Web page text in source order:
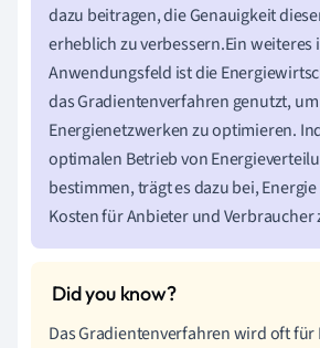
dazu beitragen, die Genauigkeit
erheblich zu verbessern.Ein weiteres
Anwendungsfeld ist die
das Gradientenverfahren genutzt,
Energienetzwerken zu optimieren.
optimalen Betrieb von
bestimmen, trägt es dazu bei,
Kosten für Anbieter und Verbraucher
Das Gradientenverfahren wird oft für